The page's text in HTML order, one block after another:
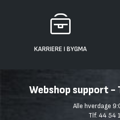
KARRIERE I BYGMA
Webshop support
Alle hverdage
Tlf. 44 54